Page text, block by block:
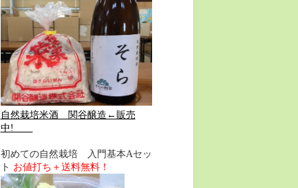
自然栽培米酒 関谷醸造←販売
中!
初めての自然栽培 入門基本Aセッ
ト お値打ち＋送料無料！